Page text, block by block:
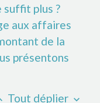
suffit plus ?
aux affaires
de la
présentons
Tout déplier keyboard_arrow_down